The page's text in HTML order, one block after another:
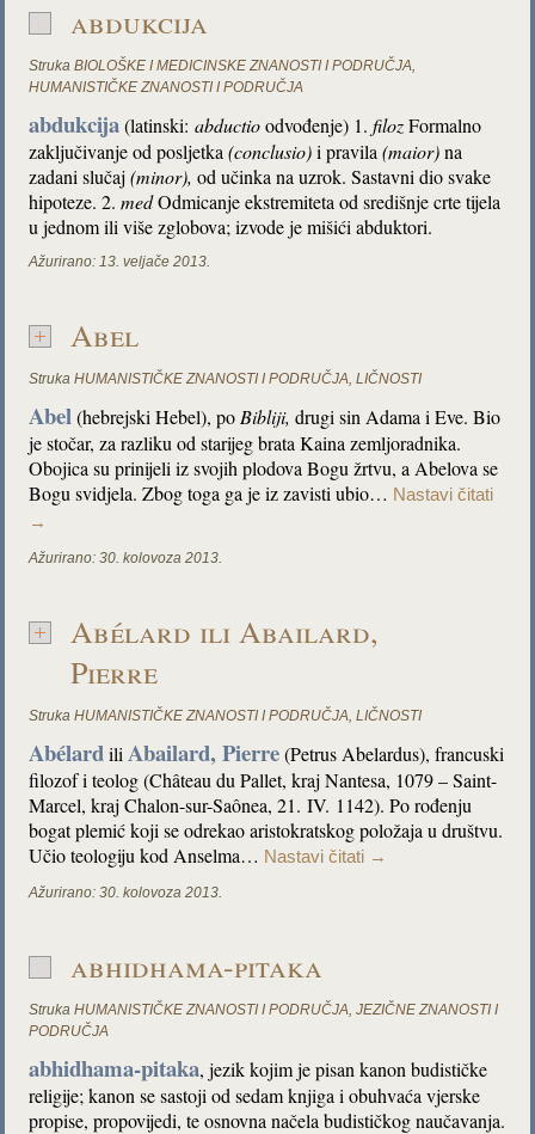
abdukcija
Struka BIOLOŠKE I MEDICINSKE ZNANOSTI I PODRUČJA,
HUMANISTIČKE ZNANOSTI I PODRUČJA
abdukcija(latinski:abductioodvođenje) 1.filozFormalno
zaključivanje od posljetka(conclusio)i pravila(maior)na
zadani slučaj(minor), od učinka na uzrok. Sastavni dio svake
hipoteze. 2.medOdmicanje ekstremiteta od središnje crte tijela
u jednom ili više zglobova; izvode je mišići abduktori.
Ažurirano: 13. veljače 2013.
Abel
Struka HUMANISTIČKE ZNANOSTI I PODRUČJA,LIČNOSTI
Abel(hebrejski Hebel), po Bibliji, drugi sin Adama i Eve. Bio
je stočar, za razliku od starijeg brata Kaina zemljoradnika.
Obojica su prinijeli iz svojih plodova Bogu žrtvu, a Abelova se
Bogu svidjela. Zbog toga ga je iz zavisti ubio… Nastavi čitati
→
Ažurirano: 30. kolovoza 2013.
Abélard ili Abailard,
Pierre
Struka HUMANISTIČKE ZNANOSTI I PODRUČJA,LIČNOSTI
Abélardili Abailard, Pierre(Petrus Abelardus), francuski
filozof i teolog (Château du Pallet, kraj Nantesa, 1079 – Saint-
Marcel, kraj Chalon-sur-Saônea, 21. IV. 1142). Po rođenju
bogat plemić koji se odrekao aristokratskog položaja u društvu.
Učio teologiju kod Anselma… Nastavi čitati →
Ažurirano: 30. kolovoza 2013.
abhidhama-pitaka
Struka HUMANISTIČKE ZNANOSTI I PODRUČJA,JEZIČNE ZNANOSTI I
PODRUČJA
abhidhama-pitaka, jezik kojim je pisan kanon budističke
religije; kanon se sastoji od sedam knjiga i obuhvaća vjerske
propise, propovijedi, te osnovna načela budističkog naučavanja.